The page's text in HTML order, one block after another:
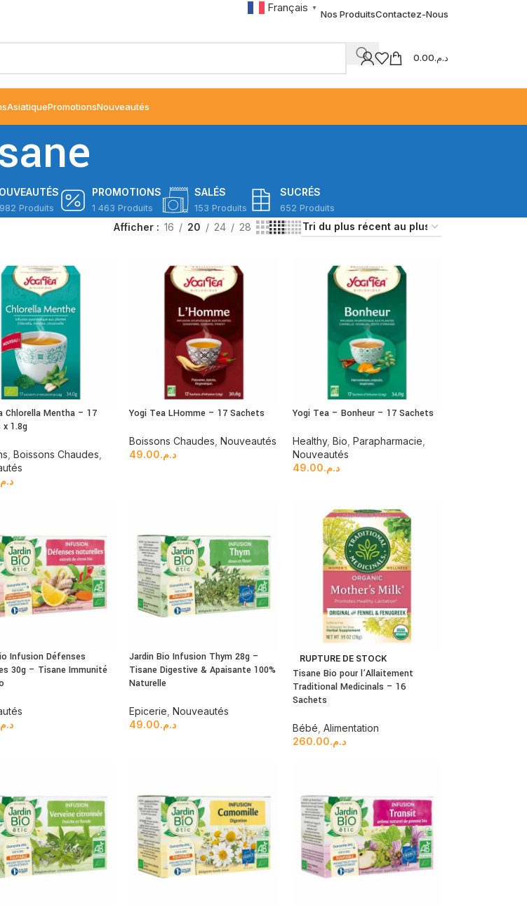
Français ▼
Nos ProduitsContactez-Nous
د.م.0.00
AsiatiquePromotionsNouveautés
Produits
PROMOTIONS
1 463 Produits
SALÉS
153 Produits
SUCRÉS
652 Produits
Afficher 16 20 24 28
Chlorella Mentha – 17
1.8g
Boissons Chaudes
Yogi Tea LHomme – 17 Sachets
Boissons Chaudes Nouveautés
د.م.49.00
Yogi Tea – Bonheur – 17 Sachets
Healthy, Bio Parapharmacie
Nouveautés
د.م.49.00
Infusion Défenses
30g – Tisane Immunité
Jardin Bio Infusion Thym 28g –
Tisane Digestive & Apaisante 100%
Naturelle
Epicerie, Nouveautés
د.م.49.00
RUPTURE DE STOCK
Tisane Bio pour l’Allaitement
Traditional Medicinals – 16
Sachets
Bébé, Alimentation
د.م.260.00